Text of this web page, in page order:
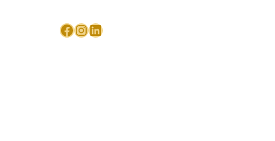
Facebook
Instagram
LinkedIn